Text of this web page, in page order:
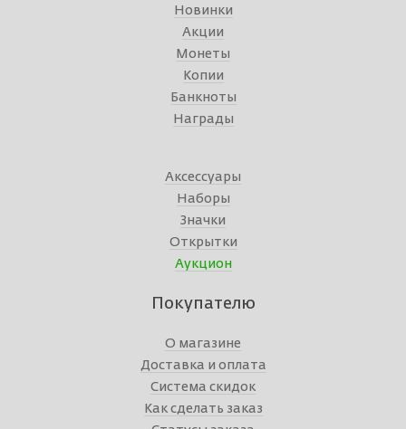
Новинки
Акции
Монеты
Копии
Банкноты
Награды
Аксессуары
Наборы
Значки
Открытки
Аукцион
Покупателю
О магазине
Доставка и оплата
Система скидок
Как сделать заказ